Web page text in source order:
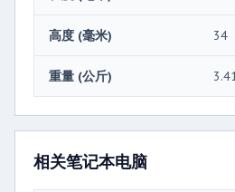
高度 (毫米) 34
重量 (公斤)
相关笔记本电脑